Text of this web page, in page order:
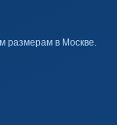
размерам в Москве.